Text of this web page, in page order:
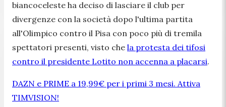
biancoceleste ha deciso di lasciare il club per
divergenze con la società dopo l'ultima partita
all'Olimpico contro il Pisa con poco più di tremila
spettatori presenti, visto che la protesta dei tifosi
contro il presidente Lotito non accenna a placarsi.
DAZN e PRIME a 19,99€ per i primi 3 mesi. Attiva
TIMVISION!